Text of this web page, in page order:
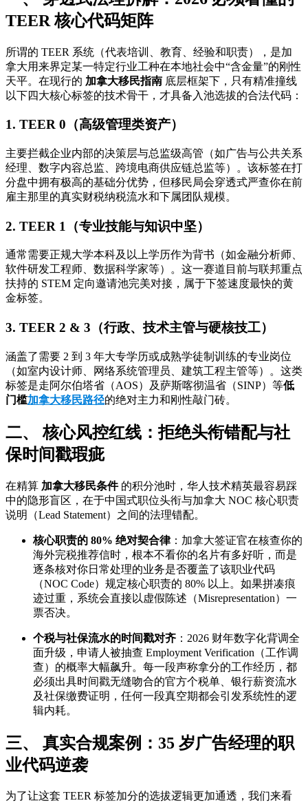
TEER 核心代码矩阵
所谓的 TEER 系统（代表培训、教育、经验和职责），是加
拿大用来界定某一特定行业工种在本地社会中“含金量”的刚性
天平。在现行的 加拿大移民指南 底层框架下，只有精准撞线
以下四大核心标签的技术骨干，才具备入池选拔的合法代码：
1. TEER 0（高级管理类资产）
主要拦截企业内部的决策层与总监级高管（如广告与公共关系
经理、数字内容总监、跨境电商供应链总监等）。该标签在打
分盘中拥有极高的基础分优势，但移民局会穿透式严查你在前
雇主那里的真实财税纳税流水和下属团队规模。
2. TEER 1（专业技能与知识中坚）
通常需要正规大学本科及以上学历作为背书（如金融分析师、
软件研发工程师、数据科学家等）。这一赛道目前与联邦重点
扶持的 STEM 定向邀请池完美对接，属于下签速度最快的黄
金标签。
3. TEER 2 & 3（行政、技术主管与硬核技工）
涵盖了需要 2 到 3 年大专学历或成熟学徒制训练的专业岗位
（如室内设计师、网络系统管理员、建筑工程主管等）。这类
标签是走阿尔伯塔省（AOS）及萨斯喀彻温省（SINP）等低
门槛加拿大移民路径的绝对主力和刚性敲门砖。
二、 核心风控红线：拒绝头衔错配与社
保时间戳瑕疵
在精算 加拿大移民条件的积分池时，华人技术精英最容易踩
中的隐形盲区，在于中国式职位头衔与加拿大 NOC 核心职责
说明（Lead Statement）之间的法理错配。
核心职责的 80% 绝对契合律：加拿大签证官在核查你的
海外完税推荐信时，根本不看你的名片有多好听，而是
逐条核对你日常处理的业务是否覆盖了该职业代码
（NOC Code）规定核心职责的 80% 以上。如果拼凑痕
迹过重，系统会直接以虚假陈述（Misrepresentation）一
票否决。
个税与社保流水的时间戳对齐 ：2026 财年数字化背调全
面升级，申请人被抽查 Employment Verification（工作调
查）的概率大幅飙升。每一段声称拿分的工作经历，都
必须出具时间戳无缝吻合的官方个税单、银行薪资流水
及社保缴费证明，任何一段真空期都会引发系统性的逻
辑内耗。
三、 真实合规案例：35 岁广告经理的职
业代码逆袭
为了让这套 TEER 标签加分的选拔逻辑更加通透，我们来看